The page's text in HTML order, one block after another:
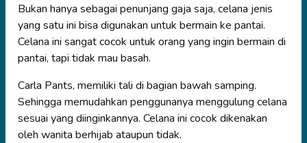
Bukan hanya sebagai penunjang gaja saja, celana jenis
yang satu ini bisa digunakan untuk bermain ke pantai.
Celana ini sangat cocok untuk orang yang ingin bermain di
pantai, tapi tidak mau basah.
Carla Pants, memiliki tali di bagian bawah samping.
Sehingga memudahkan penggunanya menggulung celana
sesuai yang diinginkannya. Celana ini cocok dikenakan
oleh wanita berhijab ataupun tidak.